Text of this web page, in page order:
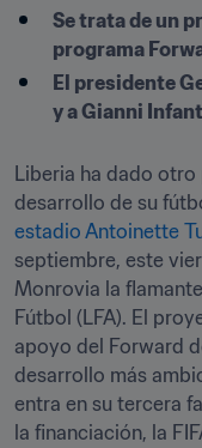
Se trata de un
programa
El presidente
y a Gianni
Liberia ha dado otro
desarrollo de su
estadio Antoinette
septiembre, este
Monrovia la
Fútbol (LFA). El
apoyo del Forward
desarrollo más
entra en su tercera
la financiación, la